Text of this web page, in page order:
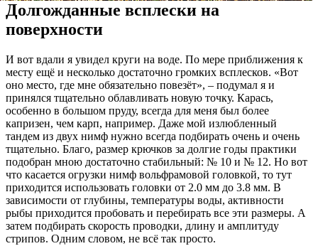
Долгожданные всплески на
поверхности
И вот вдали я увидел круги на воде. По мере приближения к
месту ещё и несколько достаточно громких всплесков. «Вот
оно место, где мне обязательно повезёт», – подумал я и
принялся тщательно облавливать новую точку. Карась,
особенно в большом пруду, всегда для меня был более
капризен, чем карп, например. Даже мой излюбленный
тандем из двух нимф нужно всегда подбирать очень и очень
тщательно. Благо, размер крючков за долгие годы практики
подобран мною достаточно стабильный: № 10 и № 12. Но вот
что касается огрузки нимф вольфрамовой головкой, то тут
приходится использовать головки от 2.0 мм до 3.8 мм. В
зависимости от глубины, температуры воды, активности
рыбы приходится пробовать и перебирать все эти размеры. А
затем подбирать скорость проводки, длину и амплитуду
стрипов. Одним словом, не всё так просто.